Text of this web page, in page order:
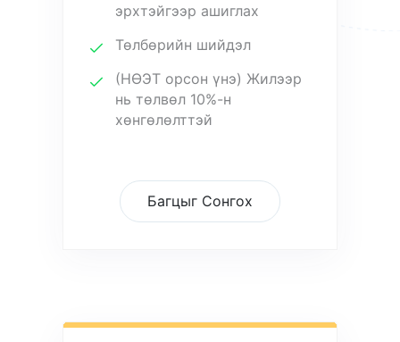
эрхтэйгээр ашиглах
Төлбөрийн шийдэл
(НӨЭТ орсон үнэ) Жилээр
нь төлвөл 10%-н
хөнгөлөлттэй
Багцыг Сонгох